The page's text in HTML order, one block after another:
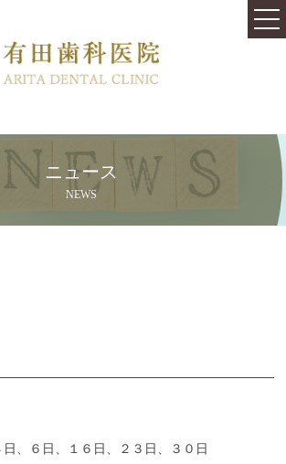
よい空間を提供します
歯をきれいにしたい
いために
を健やかに整えます
ニュース
NEWS
、６日、１６日、２３日、３０日